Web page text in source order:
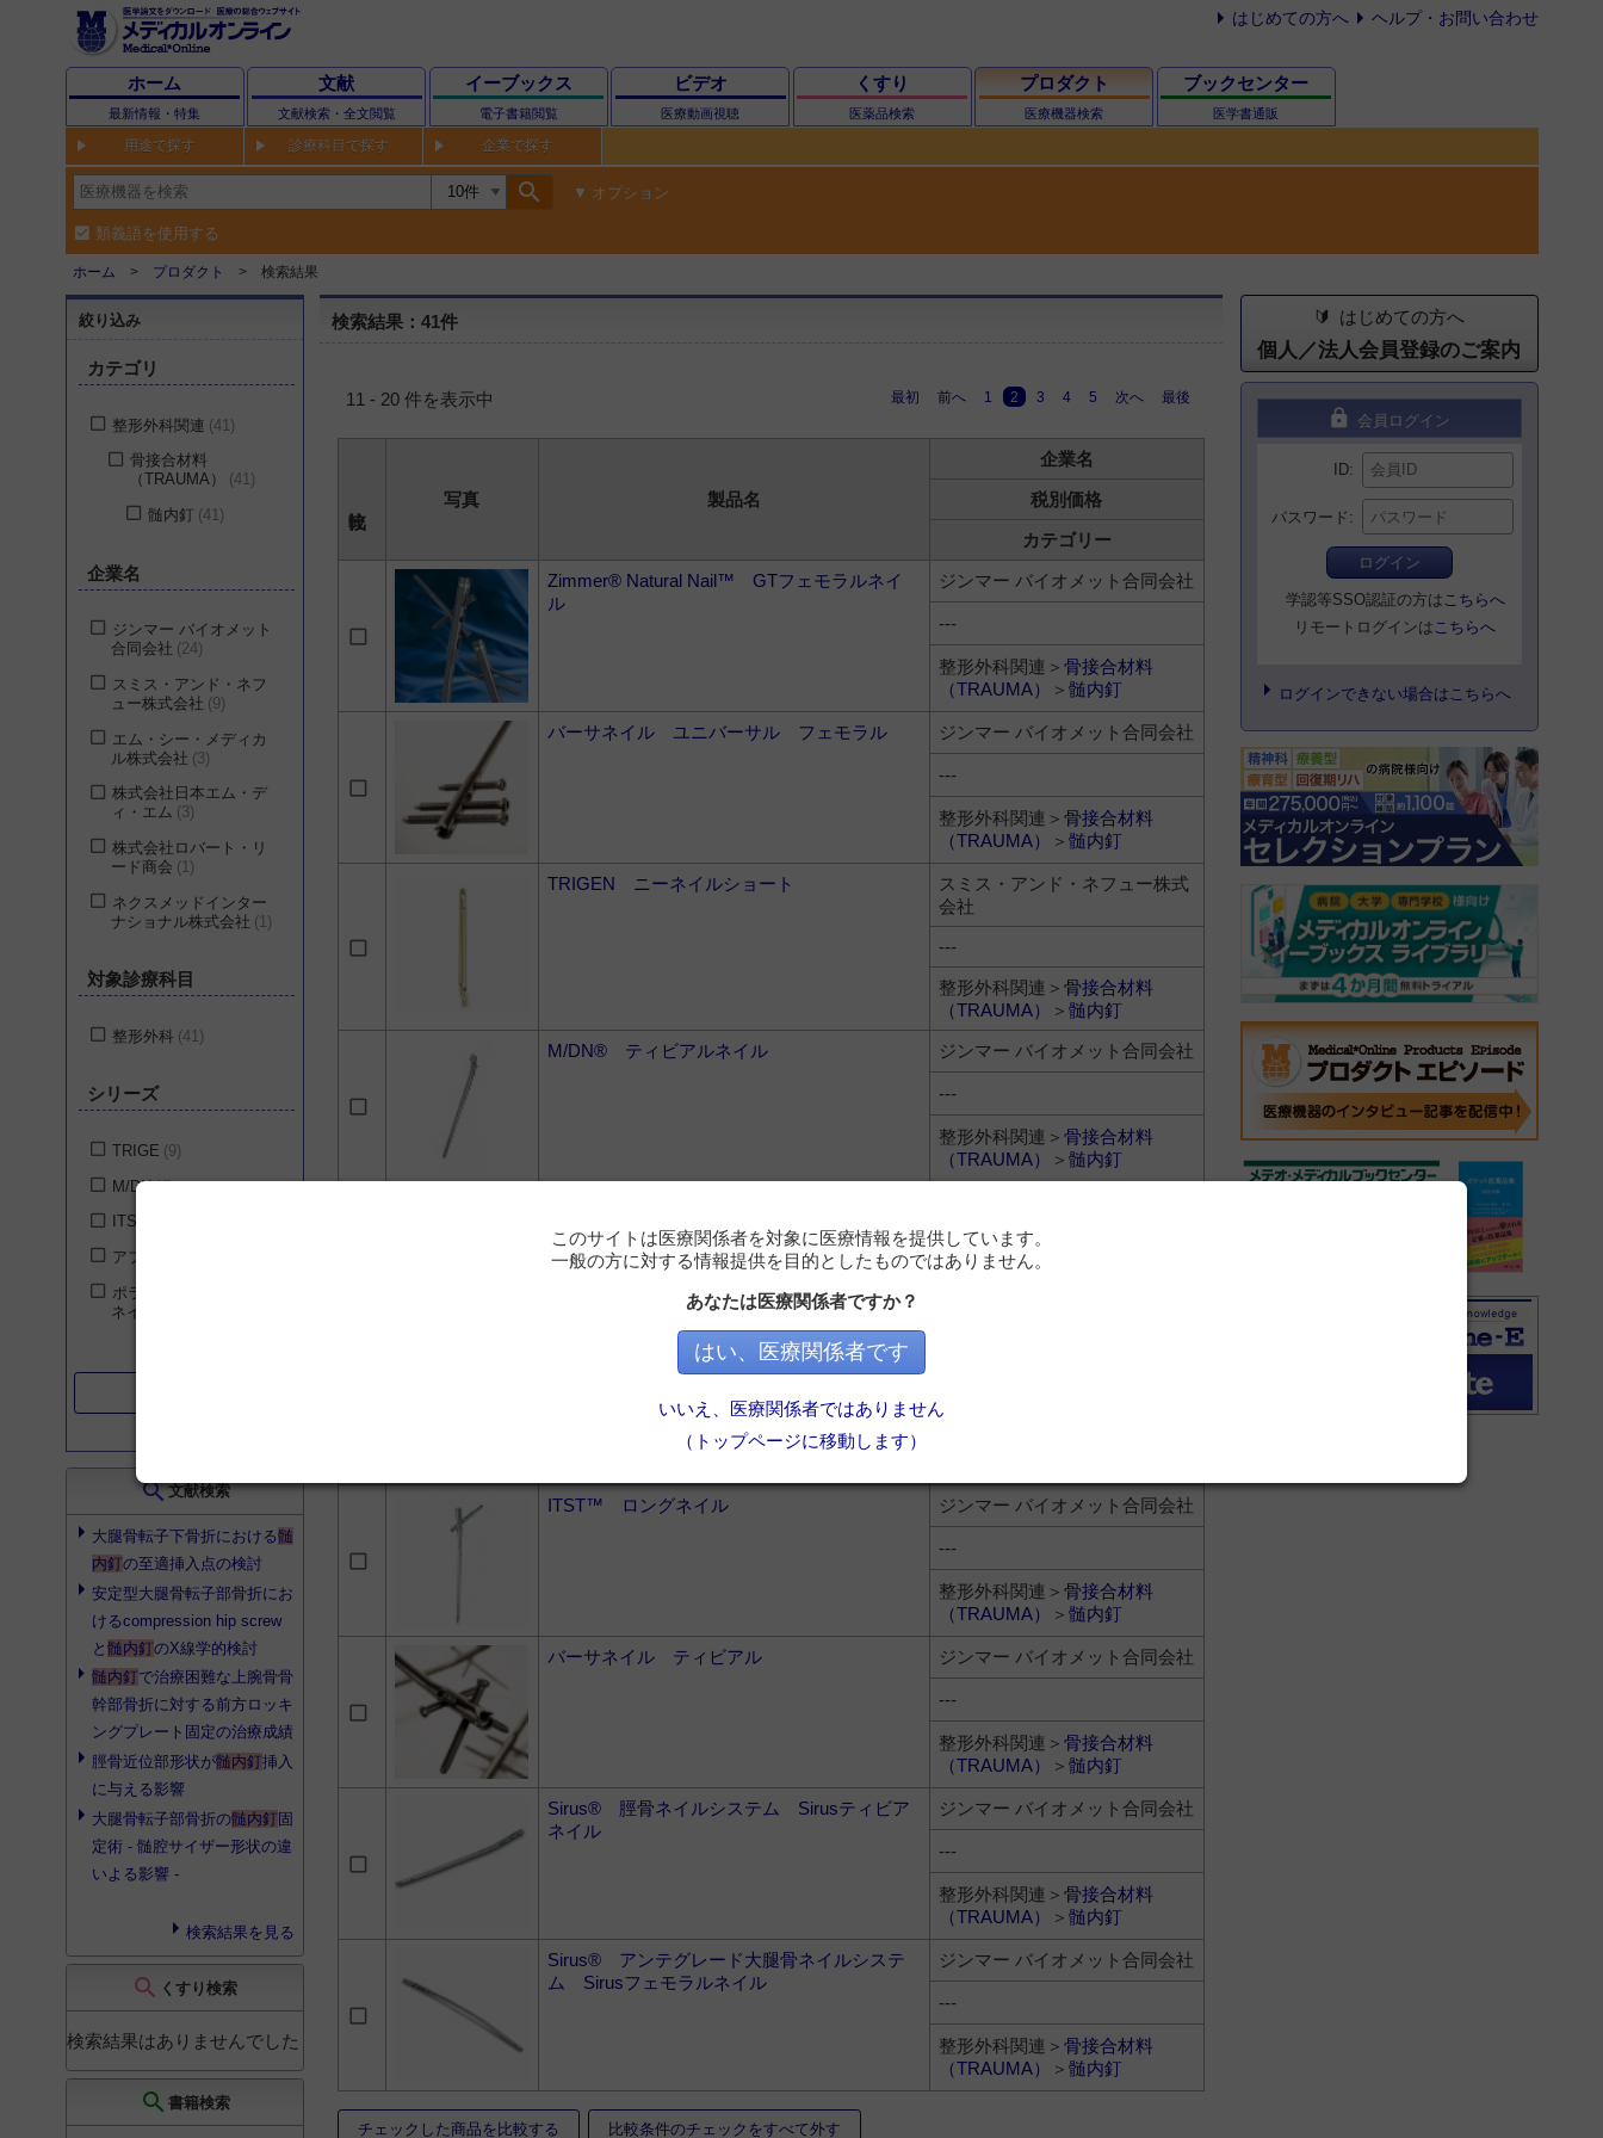
はじめての方へ ヘルプ・お問い合わせ
ホーム
最新情報・特集
文献
文献検索・全文閲覧
イーブックス
電子書籍閲覧
ビデオ
医療動画視聴
くすり
医薬品検索
プロダクト
医療機器検索
ブックセンター
医学書通販
用途で探す 診療科目で探す 企業で探す
search オプション
類義語を使用する
ホーム プロダクト 検索結果
絞り込み
カテゴリ
整形外科関連 41
骨接合材料
（TRAUMA）
41
髄内釘 41
企業名
ジンマー バイオメット
合同会社 24
スミス・アンド・ネフ
ュー株式会社 9
エム・シー・メディカ
ル株式会社 3
株式会社日本エム・デ
ィ・エム 3
株式会社ロバート・リ
ード商会 1
ネクスメッドインター
ナショナル株式会社
1
対象診療科目
整形外科 41
シリーズ
TRIGE 9
M/DN 4
ITST
アフィクサス JP
ポララス2ヒューメラル
ネイル
search文献検索
大腿骨転子下骨折における髄
内釘の至適挿入点の検討
安定型大腿骨転子部骨折にお
けるcompression hip screw
と 髄内釘のX線学的検討
髄内釘で治療困難な上腕骨骨
幹部骨折に対する前方ロッキ
ングプレート固定の治療成績
脛骨近位部形状が髄内釘挿入
に与える影響
大腿骨転子部骨折の髄内釘固
定術 - 髄腔サイザー形状の違
いよる影響 -
検索結果を見る
search くすり検索
検索結果はありませんでした
search 書籍検索
検索結果：41件
11 - 20 件を表示中 最初 前へ 1 2 3 4 5 次へ 最後
写真 製品名
企業名
税別価格
カテゴリー
Zimmer® Natural Nail™ GTフェモラルネイ
ル
ジンマー バイオメット合同会社
---
整形外科関連＞ 骨接合材料
（TRAUMA）
＞ 髄内釘
バーサネイル ユニバーサル フェモラル ジンマー バイオメット合同会社
---
整形外科関連＞ 骨接合材料
（TRAUMA）
＞ 髄内釘
TRIGEN ニーネイルショート
スミス・アンド・ネフュー株式
会社
---
整形外科関連＞ 骨接合材料
（TRAUMA）
＞ 髄内釘
M/DN® ティビアルネイル
ジンマー バイオメット合同会社
---
整形外科関連＞ 骨接合材料
（TRAUMA）
＞ 髄内釘
---
M/DN® ヒューメラルネイル
ITST™ ロングネイル ジンマー バイオメット合同会社
---
整形外科関連＞ 骨接合材料
（TRAUMA）
＞ 髄内釘
バーサネイル ティビアル ジンマー バイオメット合同会社
---
整形外科関連＞ 骨接合材料
（TRAUMA）
＞ 髄内釘
Sirus® 脛骨ネイルシステム Sirusティビア
ネイル
ジンマー バイオメット合同会社
---
整形外科関連＞ 骨接合材料
（TRAUMA）
＞ 髄内釘
Sirus® アンテグレード大腿骨ネイルシステ
ム Sirusフェモラルネイル
ジンマー バイオメット合同会社
---
整形外科関連＞ 骨接合材料
（TRAUMA）
＞ 髄内釘
チェックした商品を比較する 比較条件のチェックをすべて外す
はじめての方へ
個人／法人会員登録のご案内
lock 会員ログイン
ID
パスワード
ログイン
学認等SSO認証の方は こちらへ
リモートログインは こちらへ
ログインできない場合はこちらへ
このサイトは医療関係者を対象に医療情報を提供しています。
一般の方に対する情報提供を目的としたものではありません。
あなたは医療関係者ですか？
はい、医療関係者です
いいえ、医療関係者ではありません
（トップページに移動します）